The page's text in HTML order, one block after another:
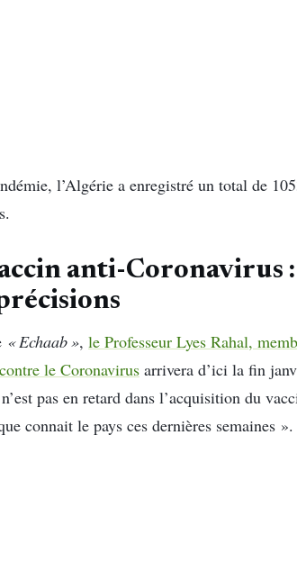
l’Algérie a enregistré un total de
anti-Coronavirus
« Echaab », le Professeur Lyes Rahal,
le Coronavirus arrivera d’ici la fin
pas en retard dans l’acquisition du
connait le pays ces dernières semaines ».